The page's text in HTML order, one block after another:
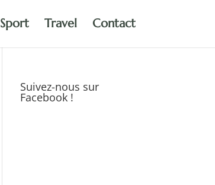
Sport Travel Contact
Suivez-nous sur
Facebook !